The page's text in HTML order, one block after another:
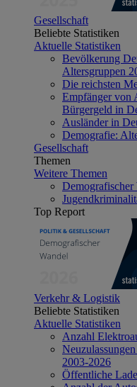
Gesellschaft
Beliebte Statistiken
Aktuelle Statistiken
Bevölkerung
Altersgruppen
Die reichsten
Empfänger von
Bürgergeld in
Ausländer in
Demografie:
Gesellschaft
Themen
Weitere Themen
Top Report
Verkehr & Logistik
Beliebte Statistiken
Aktuelle Statistiken
Anzahl
2003-2026
Öffentliche